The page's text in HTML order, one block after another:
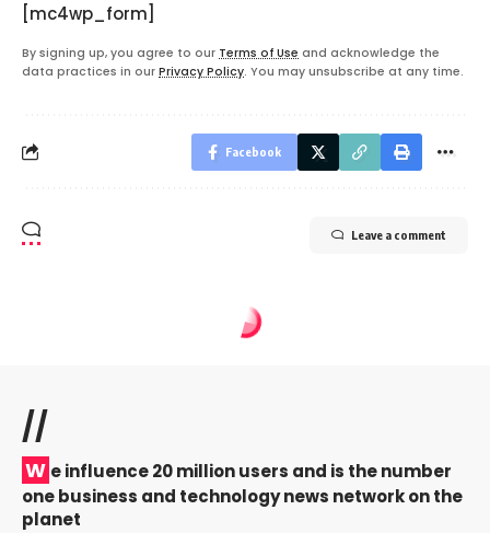
[mc4wp_form]
By signing up, you agree to our Terms of Use and acknowledge the
data practices in our Privacy Policy. You may unsubscribe at any time.
Facebook
Leave a comment
//
W e influence 20 million users and is the number
one business and technology news network on the
planet